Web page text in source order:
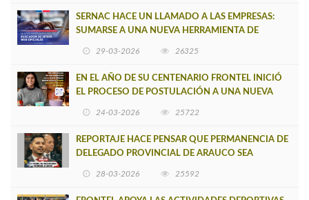
SERNAC HACE UN LLAMADO A LAS EMPRESAS:
SUMARSE A UNA NUEVA HERRAMIENTA DE
29-03-2026 26325
EN EL AÑO DE SU CENTENARIO FRONTEL INICIÓ
EL PROCESO DE POSTULACIÓN A UNA NUEVA
24-03-2026 25722
REPORTAJE HACE PENSAR QUE PERMANENCIA DE
DELEGADO PROVINCIAL DE ARAUCO SEA
28-03-2026 25592